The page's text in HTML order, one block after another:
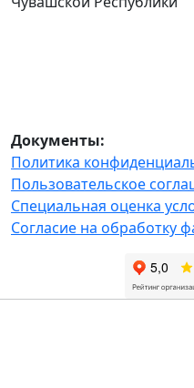
Документы:
Политика
Пользовательское
Специальная оценка
Согласие на обработку